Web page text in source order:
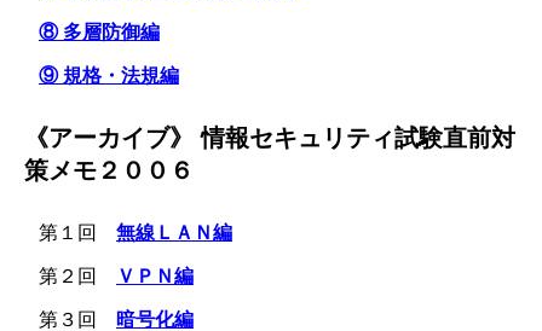
⑧ 多層防御編
⑨ 規格・法規編
《アーカイブ》 情報セキュリティ試験直前対
策メモ２００６
第１回 無線ＬＡＮ編
第２回 ＶＰＮ編
第３回 暗号化編